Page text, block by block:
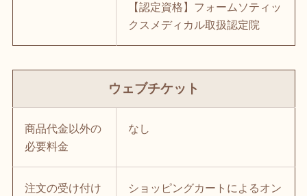
【認定資格】フォームソティッ
クスメディカル取扱認定院
ウェブチケット
商品代金以外の
必要料金
なし
注文の受け付け
ショッピングカートによるオン